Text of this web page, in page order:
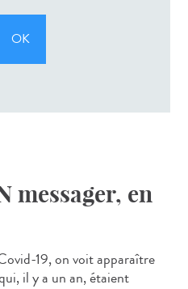
messager, en
19, on voit apparaître
il y a un an, étaient